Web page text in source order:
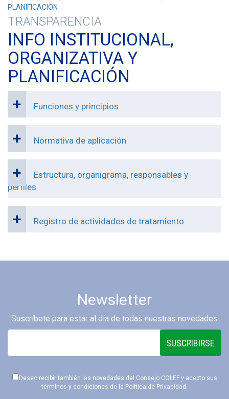
PLANIFICACIÓN
TRANSPARENCIA
INFO INSTITUCIONAL,
ORGANIZATIVA Y
PLANIFICACIÓN
Funciones y principios
Normativa de aplicación
Estructura, organigrama, responsables y
perfiles
Registro de actividades de tratamiento
Newsletter
Suscríbete para estar al día de todas nuestras novedades
SUSCRIBIRSE
Deseo recibir también las novedades del Consejo COLEF y acepto sus
términos y condiciones de la Política de Privacidad .